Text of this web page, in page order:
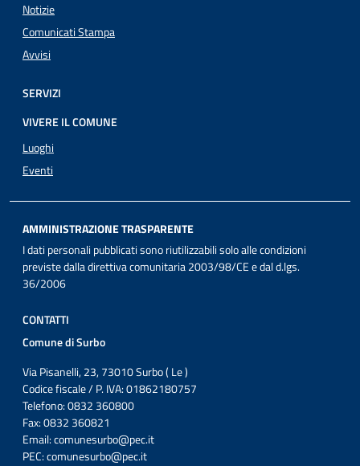
Notizie
Comunicati Stampa
Avvisi
SERVIZI
VIVERE IL COMUNE
Luoghi
Eventi
AMMINISTRAZIONE TRASPARENTE
I dati personali pubblicati sono riutilizzabili solo alle condizioni
previste dalla direttiva comunitaria 2003/98/CE e dal d.lgs.
36/2006
CONTATTI
Comune di Surbo
Via Pisanelli, 23, 73010 Surbo ( Le )
Codice fiscale / P. IVA: 01862180757
Telefono: 0832 360800
Fax: 0832 360821
Email:comunesurbo@pec.it
PEC:comunesurbo@pec.it